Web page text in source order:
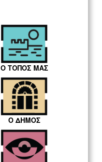
Ο ΤΟΠΟΣ ΜΑΣ
Ο ΔΗΜΟΣ